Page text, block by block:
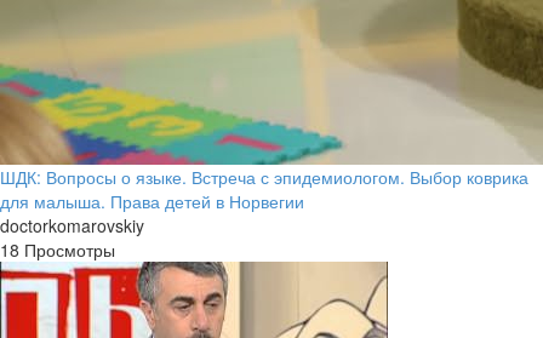
ШДК: Вопросы о языке. Встреча с эпидемиологом. Выбор коврика
для малыша. Права детей в Норвегии
doctorkomarovskiy
18 Просмотры